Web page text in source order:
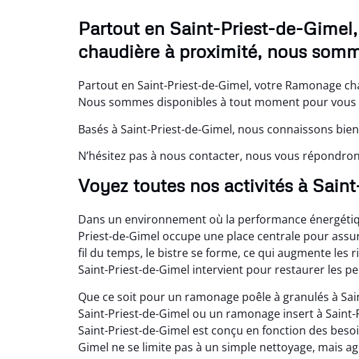
Partout en Saint-Priest-de-
chaudière à proximité, nous
Partout en Saint-Priest-de-Gimel, votre Ramonage
Nous sommes disponibles à tout moment pour
Basés à Saint-Priest-de-Gimel, nous connaissons
N’hésitez pas à nous contacter, nous vous
Voyez toutes nos activités à
Dans un environnement où la performance
Priest-de-Gimel occupe une place centrale pour
fil du temps, le bistre se forme, ce qui augmente les
Saint-Priest-de-Gimel intervient pour restaurer les
Que ce soit pour un ramonage poêle à granulés à
Saint-Priest-de-Gimel ou un ramonage insert à
Saint-Priest-de-Gimel est conçu en fonction des
Gimel ne se limite pas à un simple nettoyage, mais